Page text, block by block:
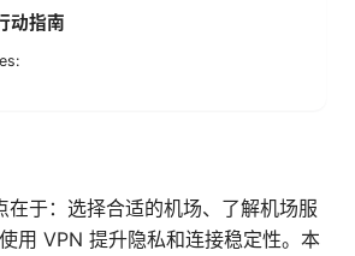
动指南
在于：选择合适的机场、了解机场服
用 VPN 提升隐私和连接稳定性。本